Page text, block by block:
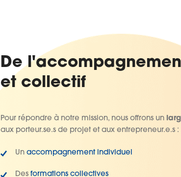
De
et collectif
Pour répondre à notre mission, nous offrons un
aux porteur.se.s de projet et aux entrepreneur.e.s :
Un accompagnement individuel
Des formations collectives